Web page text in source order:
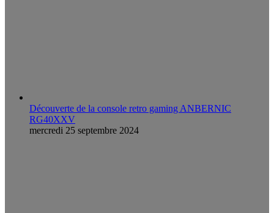
Découverte de la console retro gaming ANBERNIC
RG40XXV
mercredi 25 septembre 2024